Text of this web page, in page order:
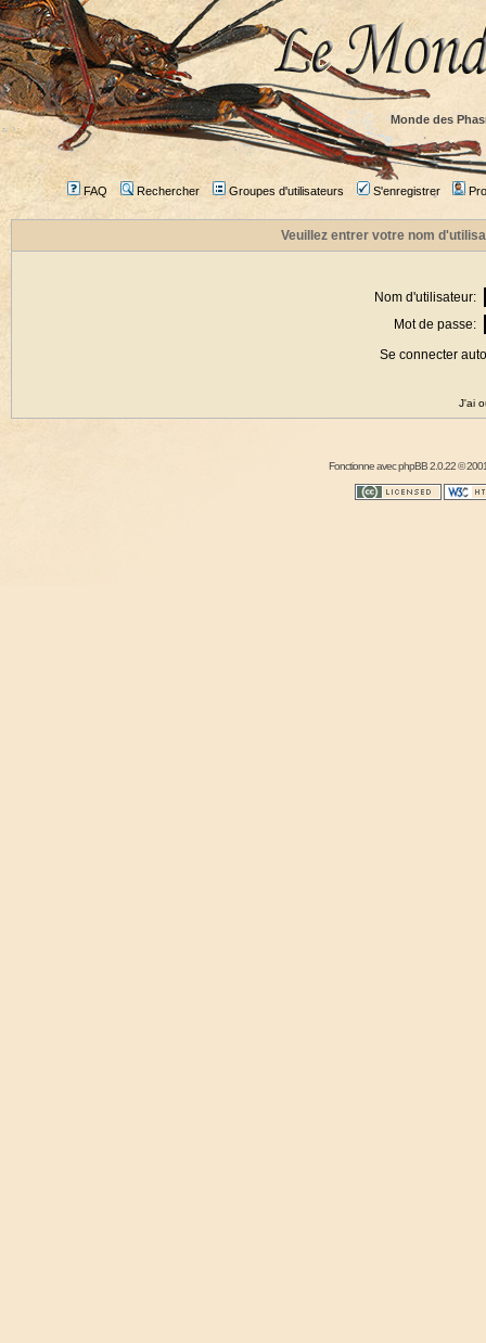
Monde des
FAQ Rechercher Groupes d'utilisateurs S'enregistrer
Veuillez entrer votre nom
Nom d'utilisateur:
Mot de passe:
Se connecter
J'ai
Fonctionne avecphpBB2.0.22 ©